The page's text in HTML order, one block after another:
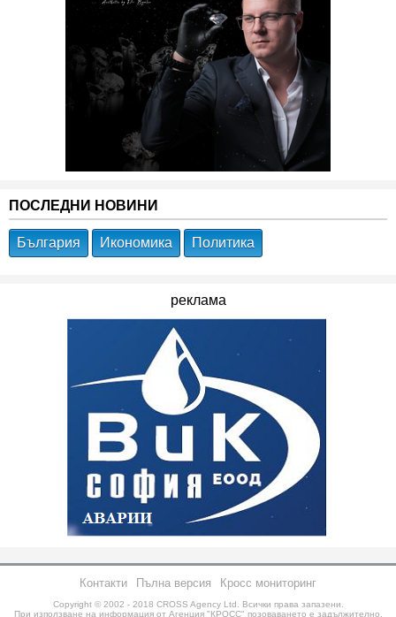
ПОСЛЕДНИ НОВИНИ
България Икономика Политика
реклама
Контакти Пълна версия Кросс мониторинг
Copyright © 2002 - 2018 CROSS Agency Ltd.
Всички права запазени.
При използване на информация от Агенция "КРОСС" позоваването е задължително.